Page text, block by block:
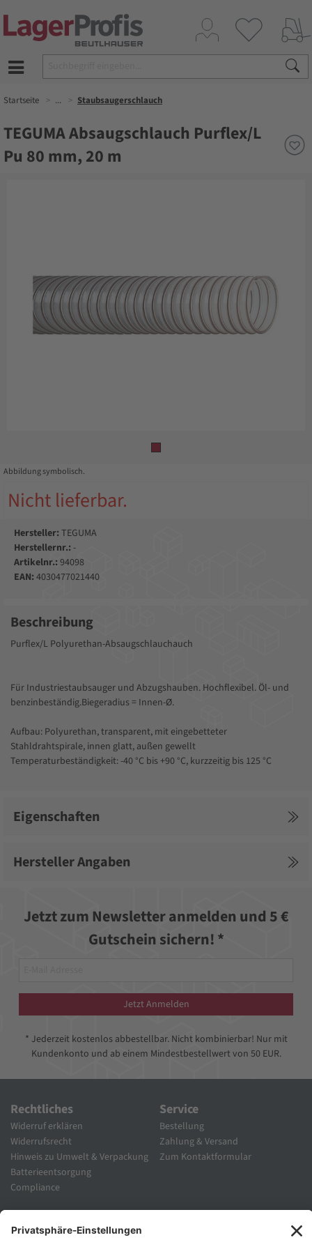
Startseite ... Staubsaugerschlauch
TEGUMA Absaugschlauch Purflex/L
Pu 80 mm, 20 m
Abbildung symbolisch.
Nicht lieferbar.
Hersteller: TEGUMA
Herstellernr.: -
Artikelnr.: 94098
EAN: 4030477021440
Beschreibung
Purflex/L Polyurethan-Absaugschlauchauch
Für Industriestaubsauger und Abzugshauben. Hochflexibel. Öl- und
benzinbeständig.Biegeradius = Innen-Ø.
Aufbau: Polyurethan, transparent, mit eingebetteter
Stahldrahtspirale, innen glatt, außen gewellt
Temperaturbeständigkeit: -40 °C bis +90 °C, kurzzeitig bis 125 °C
Eigenschaften
Hersteller Angaben
Jetzt zum Newsletter anmelden und 5 €
Gutschein sichern! *
Jetzt Anmelden
* Jederzeit kostenlos abbestellbar. Nicht kombinierbar! Nur mit
Kundenkonto und ab einem Mindestbestellwert von 50 EUR.
Rechtliches
Widerruf erklären
Widerrufsrecht
Hinweis zu Umwelt & Verpackung
Batterieentsorgung
Compliance
Service
Bestellung
Zahlung & Versand
Zum Kontaktformular
Unternehmen